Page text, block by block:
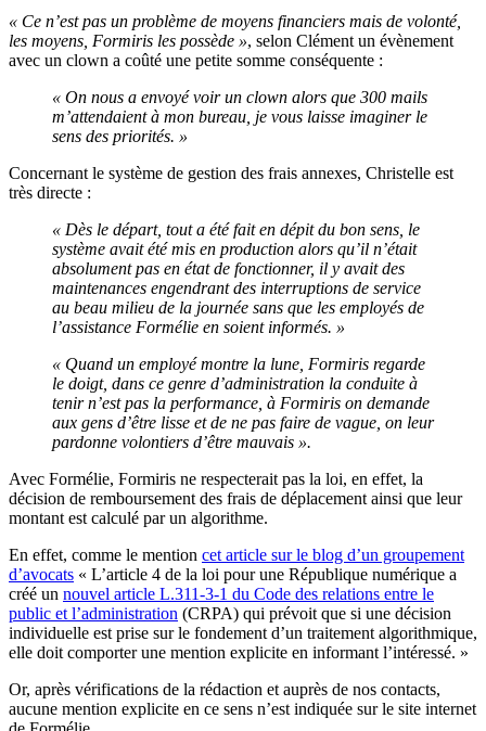
« Ce n’est pas un problème de moyens financiers mais de volonté,
les moyens, Formiris les possède », selon Clément un évènement
avec un clown a coûté une petite somme conséquente :
« On nous a envoyé voir un clown alors que 300 mails
m’attendaient à mon bureau, je vous laisse imaginer le
sens des priorités. »
Concernant le système de gestion des frais annexes, Christelle est
très directe :
« Dès le départ, tout a été fait en dépit du bon sens, le
système avait été mis en production alors qu’il n’était
absolument pas en état de fonctionner, il y avait des
maintenances engendrant des interruptions de service
au beau milieu de la journée sans que les employés de
l’assistance Formélie en soient informés. »
« Quand un employé montre la lune, Formiris regarde
le doigt, dans ce genre d’administration la conduite à
tenir n’est pas la performance, à Formiris on demande
aux gens d’être lisse et de ne pas faire de vague, on leur
pardonne volontiers d’être mauvais ».
Avec Formélie, Formiris ne respecterait pas la loi, en effet, la
décision de remboursement des frais de déplacement ainsi que leur
montant est calculé par un algorithme.
En effet, comme le mention cet article sur le blog d’un groupement
d’avocats « L’article 4 de la loi pour une République numérique a
créé un nouvel article L.311-3-1 du Code des relations entre le
public et l’administration (CRPA) qui prévoit que si une décision
individuelle est prise sur le fondement d’un traitement algorithmique,
elle doit comporter une mention explicite en informant l’intéressé. »
Or, après vérifications de la rédaction et auprès de nos contacts,
aucune mention explicite en ce sens n’est indiquée sur le site internet